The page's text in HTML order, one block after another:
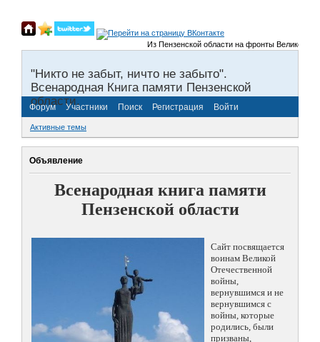
Из Пензенской области на фронты Великой
"Никто не забыт, ничто не забыто".
Всенародная Книга памяти Пензенской
области.
Форум Участники Поиск Регистрация Войти
Активные темы
Объявление
Всенародная книга памяти
Пензенской области
Сайт посвящается
воинам Великой
Отечественной
войны,
вернувшимся и не
вернувшимся с
войны, которые
родились, были
призваны,